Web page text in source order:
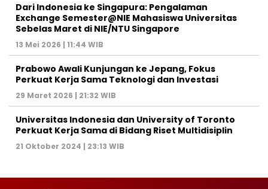
Dari Indonesia ke Singapura: Pengalaman
Exchange Semester@NIE Mahasiswa Universitas
Sebelas Maret di NIE/NTU Singapore
13 Mei 2026 | 11:44 WIB
Prabowo Awali Kunjungan ke Jepang, Fokus
Perkuat Kerja Sama Teknologi dan Investasi
29 Maret 2026 | 21:32 WIB
Universitas Indonesia dan University of Toronto
Perkuat Kerja Sama di Bidang Riset Multidisiplin
21 Oktober 2024 | 23:13 WIB